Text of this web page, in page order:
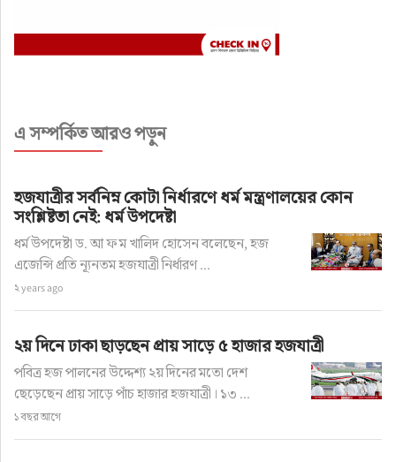
এ সম্পর্কিত আরও পড়ুন
হজযাত্রীর সর্বনিম্ন কোটা নির্ধারণে ধর্ম মন্ত্রণালয়ের কোন
সংশ্লিষ্টতা নেই: ধর্ম উপদেষ্টা
ধর্ম উপদেষ্টা ড. আ ফ ম খালিদ হোসেন বলেছেন, হজ
এজেন্সি প্রতি ন্যূনতম হজযাত্রী নির্ধারণ ...
২ years ago
২য় দিনে ঢাকা ছাড়ছেন প্রায় সাড়ে ৫ হাজার হজযাত্রী
পবিত্র হজ পালনের উদ্দেশ্য ২য় দিনের মতো দেশ
ছেড়েছেন প্রায় সাড়ে পাঁচ হাজার হজযাত্রী। ১৩ ...
১ বছর আগে